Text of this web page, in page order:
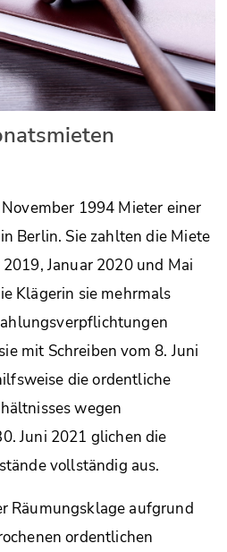
1994 Mieter einer
Berlin. Sie zahlten die Miete
Januar 2020 und Mai
Klägerin sie mehrmals
mit Schreiben vom 8. Juni
die ordentliche
wegen
Juni 2021 glichen die
vollständig aus.
Räumungsklage aufgrund
ordentlichen